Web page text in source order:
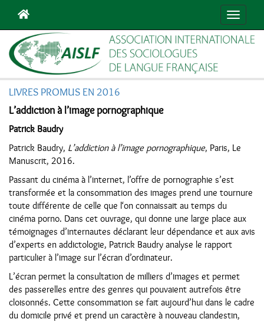
LIVRES PROMUS EN 2016
L’addiction à l’image pornographique
Patrick Baudry
Patrick Baudry, L’addiction à l’image pornographique, Paris, Le
Manuscrit, 2016.
Passant du cinéma à l’internet, l’offre de pornographie s’est
transformée et la consommation des images prend une tournure
toute différente de celle que l‘on connaissait au temps du
cinéma porno. Dans cet ouvrage, qui donne une large place aux
témoignages d’internautes déclarant leur dépendance et aux avis
d’experts en addictologie, Patrick Baudry analyse le rapport
particulier à l’image sur l’écran d’ordinateur.
L’écran permet la consultation de milliers d’images et permet
des passerelles entre des genres qui pouvaient autrefois être
cloisonnés. Cette consommation se fait aujourd’hui dans le cadre
du domicile privé et prend un caractère à nouveau clandestin,